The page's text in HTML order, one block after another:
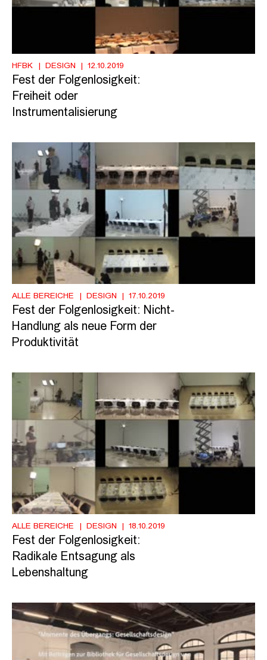
HFBK DESIGN 12.10.2019
Fest der Folgenlosigkeit:
Freiheit oder
Instrumentalisierung
ALLE BEREICHE DESIGN 17.10.2019
Fest der Folgenlosigkeit: Nicht-
Handlung als neue Form der
Produktivität
ALLE BEREICHE DESIGN 18.10.2019
Fest der Folgenlosigkeit:
Radikale Entsagung als
Lebenshaltung